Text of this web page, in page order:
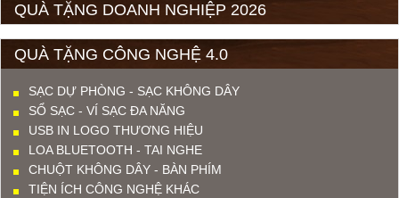
QUÀ TẶNG DOANH NGHIỆP 2026
QUÀ TẶNG CÔNG NGHỆ 4.0
SẠC DỰ PHÒNG - SẠC KHÔNG DÂY
SỔ SẠC - VÍ SẠC ĐA NĂNG
USB IN LOGO THƯƠNG HIỆU
LOA BLUETOOTH - TAI NGHE
CHUỘT KHÔNG DÂY - BÀN PHÍM
TIỆN ÍCH CÔNG NGHỆ KHÁC